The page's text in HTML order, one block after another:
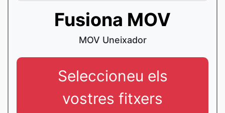
Fusiona MOV
MOV Uneixador
Seleccioneu els
vostres fitxers